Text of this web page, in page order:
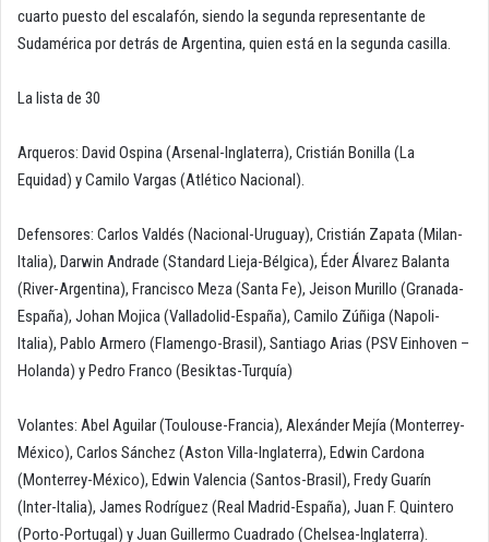
cuarto puesto del escalafón, siendo la segunda representante de
Sudamérica por detrás de Argentina, quien está en la segunda casilla.
La lista de 30
Arqueros: David Ospina (Arsenal-Inglaterra), Cristián Bonilla (La
Equidad) y Camilo Vargas (Atlético Nacional).
Defensores: Carlos Valdés (Nacional-Uruguay), Cristián Zapata (Milan-
Italia), Darwin Andrade (Standard Lieja-Bélgica), Éder Álvarez Balanta
(River-Argentina), Francisco Meza (Santa Fe), Jeison Murillo (Granada-
España), Johan Mojica (Valladolid-España), Camilo Zúñiga (Napoli-
Italia), Pablo Armero (Flamengo-Brasil), Santiago Arias (PSV Einhoven –
Holanda) y Pedro Franco (Besiktas-Turquía)
Volantes: Abel Aguilar (Toulouse-Francia), Alexánder Mejía (Monterrey-
México), Carlos Sánchez (Aston Villa-Inglaterra), Edwin Cardona
(Monterrey-México), Edwin Valencia (Santos-Brasil), Fredy Guarín
(Inter-Italia), James Rodríguez (Real Madrid-España), Juan F. Quintero
(Porto-Portugal) y Juan Guillermo Cuadrado (Chelsea-Inglaterra).